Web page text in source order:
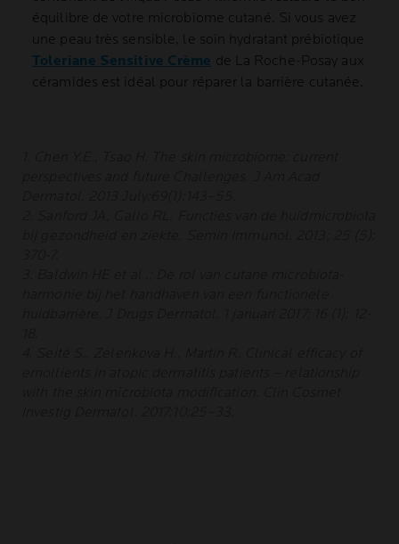
équilibre de votre microbiome cutané. Si vous avez
une peau très sensible, le soin hydratant prébiotique
Toleriane Sensitive Crème de La Roche-Posay aux
céramides est idéal pour réparer la barrière cutanée.